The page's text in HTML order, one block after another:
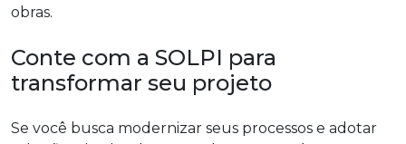
obras.
Conte com a SOLPI para
transformar seu projeto
Se você busca modernizar seus processos e adotar